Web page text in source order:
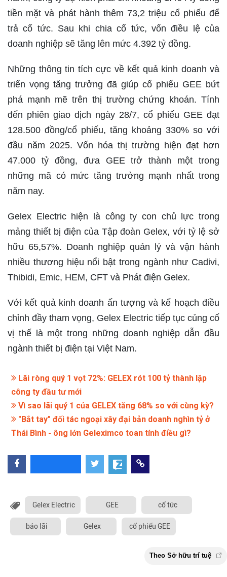
tiền mặt và phát hành thêm 73,2 triệu cổ phiếu để
trả cổ tức. Sau khi chia cổ tức, vốn điều lệ của
doanh nghiệp sẽ tăng lên mức 4.392 tỷ đồng.
Những thông tin tích cực về kết quả kinh doanh và
triển vọng tăng trưởng đã giúp cổ phiếu GEE bứt
phá mạnh mẽ trên thị trường chứng khoán. Tính
đến phiên giao dịch ngày 28/7, cổ phiếu GEE đạt
128.500 đồng/cổ phiếu, tăng khoảng 330% so với
đầu năm 2025. Vốn hóa thị trường hiện đạt hơn
47.000 tỷ đồng, đưa GEE trở thành một trong
những mã có mức tăng trưởng mạnh nhất trong
năm nay.
Gelex Electric hiện là công ty con chủ lực trong
mảng thiết bị điện của Tập đoàn Gelex, với tỷ lệ sở
hữu 65,57%. Doanh nghiệp quản lý và vận hành
nhiều thương hiệu nổi bật trong ngành như Cadivi,
Thibidi, Emic, HEM, CFT và Phát điện Gelex.
Với kết quả kinh doanh ấn tượng và kế hoạch điều
chỉnh đầy tham vọng, Gelex Electric tiếp tục củng cố
vị thế là một trong những doanh nghiệp dẫn đầu
ngành thiết bị điện tại Việt Nam.
Lãi ròng quý 1 vọt 72%: GELEX rót 100 tỷ thành lập
công ty đầu tư mới
Vì sao lãi quý 1 của GELEX tăng 68% so với cùng kỳ?
"Bắt tay" đối tác ngoại xây đại bản doanh nghìn tỷ ở
Thái Bình - ông lớn Geleximco toan tính điều gì?
Gelex Electric GEE cổ tức
báo lãi Gelex cổ phiếu GEE